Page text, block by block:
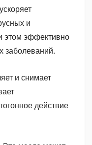
и
этом эффективно
заболеваний.
и снимает
действие